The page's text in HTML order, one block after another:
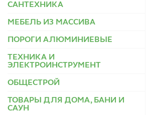
САНТЕХНИКА
МЕБЕЛЬ ИЗ МАССИВА
ПОРОГИ АЛЮМИНИЕВЫЕ
ТЕХНИКА И
ЭЛЕКТРОИНСТРУМЕНТ
ОБЩЕСТРОЙ
ТОВАРЫ ДЛЯ ДОМА, БАНИ И
САУН